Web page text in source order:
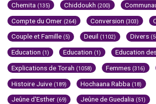
Chemita (135) Chiddoukh (200)
Compte du Omer (264) Conversion (303)
Couple et Famille (5) Deuil (1102) Divers
Education (1) Education (1) Education
Explications de Torah (1058) Femmes (316)
Histoire Juive (189) Hochaana Rabba (18)
Jeûne d'Esther (69) Jeûne de Guedalia (51)